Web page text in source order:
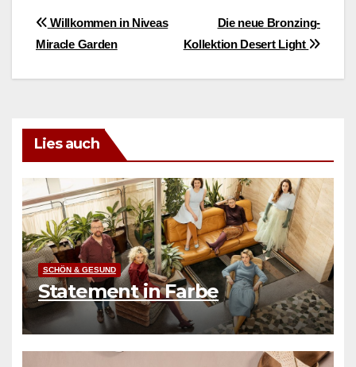
BeitragsnavigationDie neue Bronzing-
Kollektion Desert Light
Willkommen in Niveas
Miracle Garden
Lies auch
SCHÖN & GESUND
Statement in Farbe